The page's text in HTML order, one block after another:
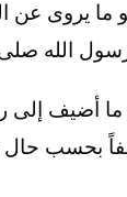
ما يروى عن
رسول الله
ما أضيف
بحسب حال